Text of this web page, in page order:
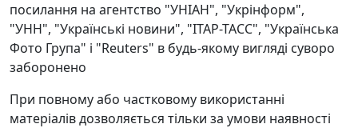
посилання на агентство "УНІАН", "Укрінформ",
"УНН", "Українські новини", "ІТАР-ТАСС", "Українська
Фото Група" і "Reuters" в будь-якому вигляді суворо
заборонено
При повному або частковому використанні
матеріалів дозволяється тільки за умови наявності